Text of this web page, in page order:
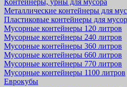
Контейнеры, урны для мусора
Металлические контейнеры для
Пластиковые контейнеры для
Мусорные контейнеры 120 литров
Мусорные контейнеры 240 литров
Мусорные контейнеры 360 литров
Мусорные контейнеры 660 литров
Мусорные контейнеры 770 литров
Мусорные контейнеры 1100 литров
Еврокубы